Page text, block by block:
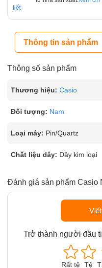
tiết
Thông tin sản phẩm
Thông số sản phẩm
Thương hiệu: Casio
Đối tượng: Nam
Loại máy: Pin/Quartz
Chất liệu dây: Dây kim loại
Đánh giá sản phẩm Casio
Trở thành người đầu
Rất tệ Tệ